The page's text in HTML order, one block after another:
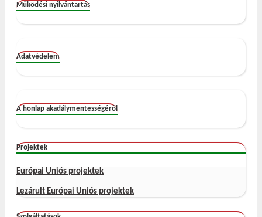
Működési nyilvántartás
Adatvédelem
A honlap akadálymentességéről
Projektek
Európai Uniós projektek
Lezárult Európai Uniós projektek